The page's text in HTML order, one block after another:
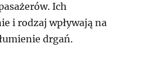
Ich
i rodzaj wpływają na
drgań.